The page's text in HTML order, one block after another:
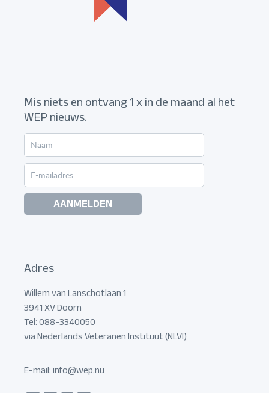
Mis niets en ontvang 1 x in de maand al het
WEP nieuws.
AANMELDEN
Adres
Willem van Lanschotlaan 1
3941 XV Doorn
Tel: 088-3340050
via Nederlands Veteranen Instituut (NLVI)
E-mail:info@wep.nu